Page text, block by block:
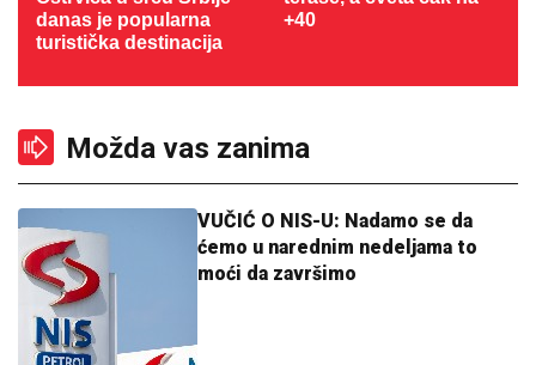
danas je popularna
turistička destinacija
+40
Možda vas zanima
VUČIĆ O NIS-U: Nadamo se da
ćemo u narednim nedeljama to
moći da završimo